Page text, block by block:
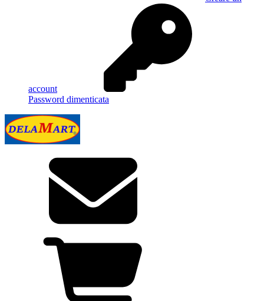
account
Password dimenticata